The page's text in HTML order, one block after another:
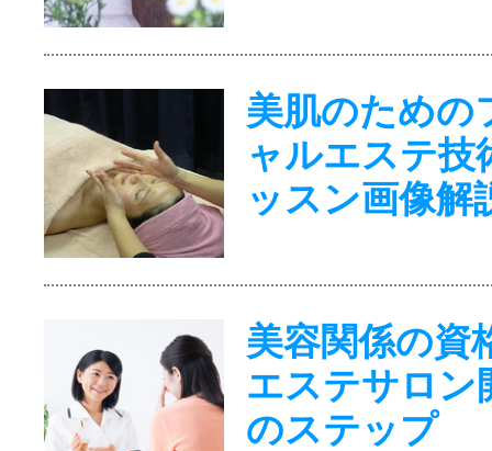
美肌のための
ャルエステ技
ッスン画像解
美容関係の資
エステサロン
のステップ